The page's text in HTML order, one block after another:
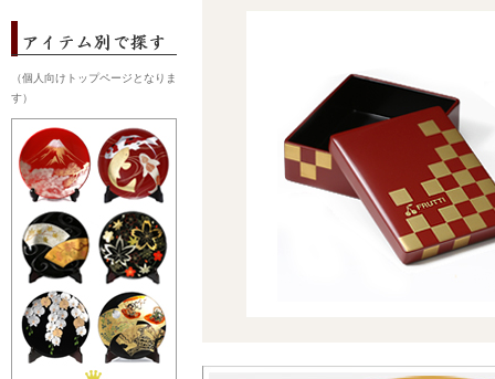
（個人向けトップページとなりま
す）